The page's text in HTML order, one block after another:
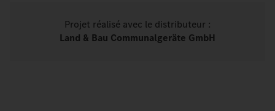
Projet réalisé avec le distributeur :
Land & Bau Communalgeräte GmbH